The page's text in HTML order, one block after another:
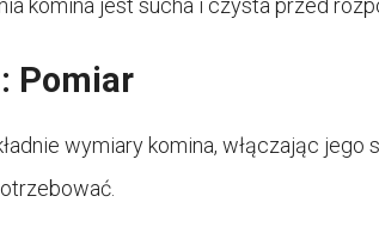
komina jest sucha i czysta przed
Pomiar
wymiary komina, włączając